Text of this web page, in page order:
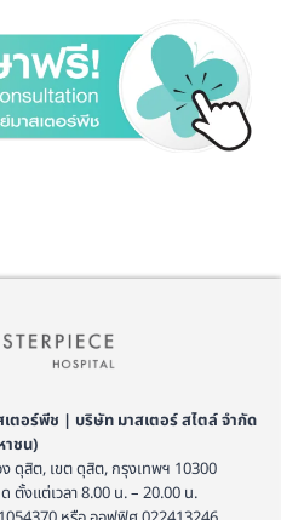
ตอร์พีช | บริษัท มาสเตอร์ สไตล์ จำกัด
าชน)
ดุสิต, เขต ดุสิต, กรุงเทพฯ 10300
ตั้งแต่เวลา 8.00 น. – 20.00 น.